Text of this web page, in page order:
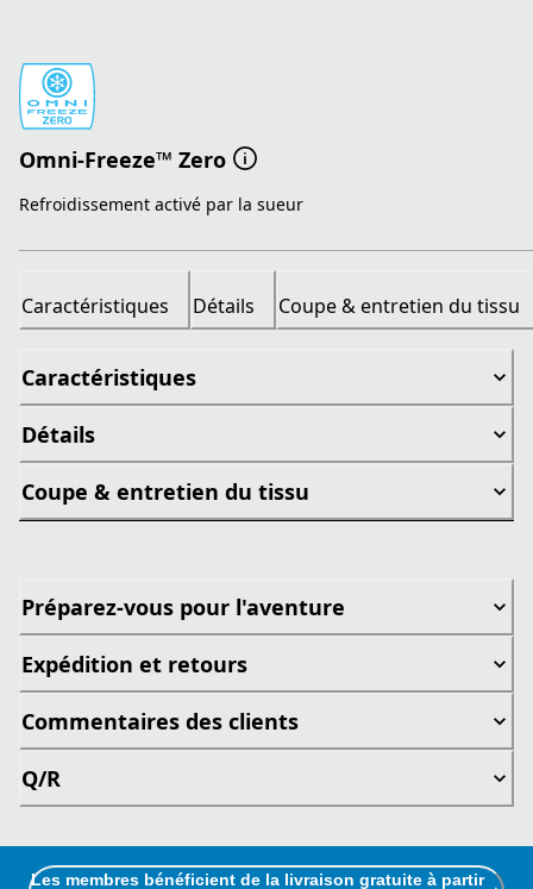
Omni-Freeze™ Zero
Refroidissement activé par la sueur
Caractéristiques Détails Coupe & entretien du tissu
Caractéristiques
Détails
Coupe & entretien du tissu
Préparez-vous pour l'aventure
Expédition et retours
Commentaires des clients
Q/R
Les membres bénéficient de la livraison gratuite à partir